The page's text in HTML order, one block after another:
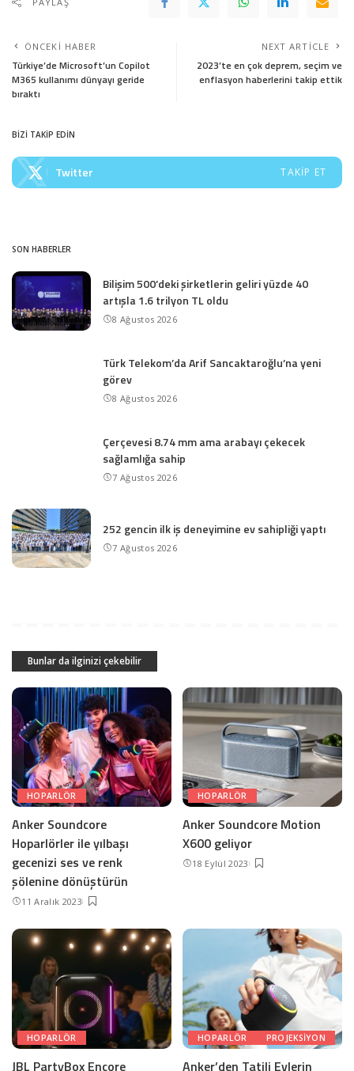
ÖNCEKI HABER
Türkiye’de Microsoft’un Copilot
M365 kullanımı dünyayı geride
bıraktı
NEXT ARTICLE
2023’te en çok deprem, seçim ve
enflasyon haberlerini takip ettik
BİZİ TAKİP EDİN
Twitter TAKIP ET
SON HABERLER
Bilişim 500’deki şirketlerin geliri yüzde 40
artışla 1.6 trilyon TL oldu
8 Ağustos 2026
Türk Telekom’da Arif Sancaktaroğlu’na yeni
görev
8 Ağustos 2026
Çerçevesi 8.74 mm ama arabayı çekecek
sağlamlığa sahip
7 Ağustos 2026
252 gencin ilk iş deneyimine ev sahipliği yaptı
7 Ağustos 2026
Bunlar da ilginizi çekebilir
HOPARLÖR
Anker Soundcore
Hoparlörler ile yılbaşı
gecenizi ses ve renk
şölenine dönüştürün
11 Aralık 2023
HOPARLÖR
Anker Soundcore Motion
X600 geliyor
18 Eylül 2023
HOPARLÖR
JBL PartyBox Encore
HOPARLÖR PROJEKSIYON
Anker’den Tatili Evlerin